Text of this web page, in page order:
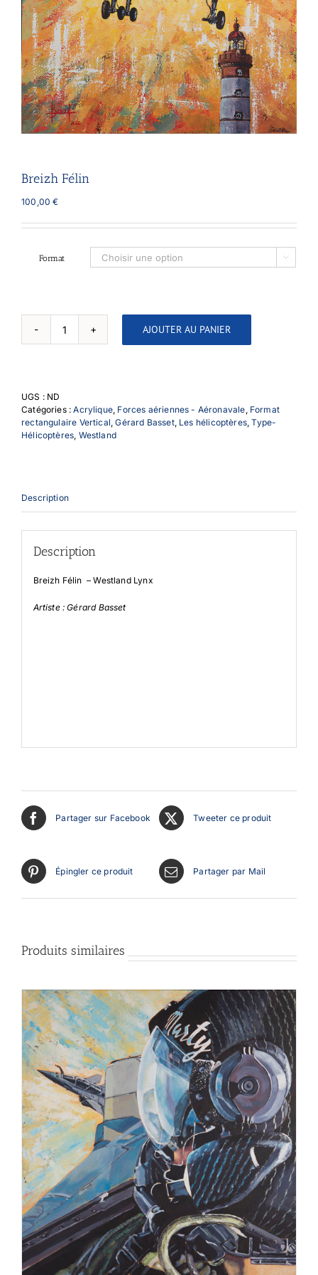
Breizh Félin
100,00€
Format 
quantité
de
AJOUTER AU PANIER
UGS : ND
Catégories :Acrylique, Forces aériennes - Aéronavale, Format
rectangulaire Vertical,Gérard Basset, Les hélicoptères,Type-
Hélicoptères, Westland
Description
Description
Breizh Félin – Westland Lynx
Artiste : Gérard Basset
Partager sur Facebook Tweeter ce produit
Épingler ce produit Partager par Mail
Produits similaires